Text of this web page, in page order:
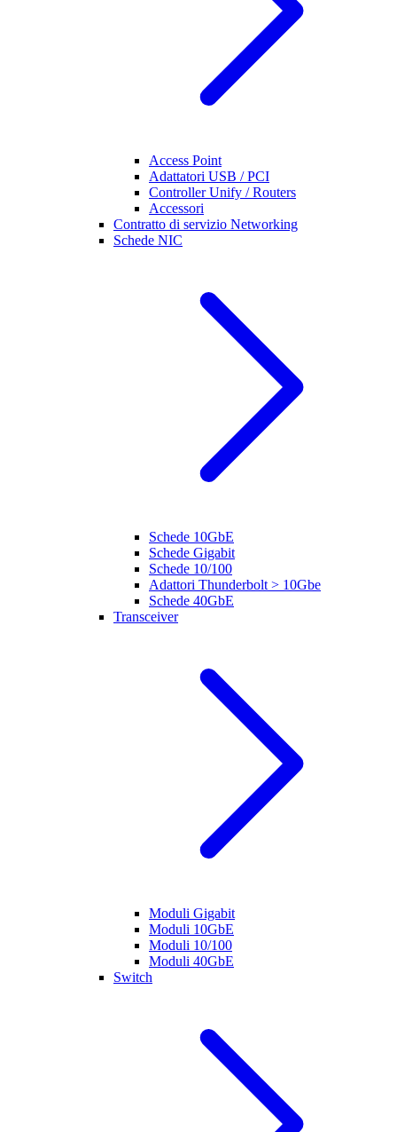
Access Point
Adattatori USB / PCI
Controller Unify / Routers
Accessori
Contratto di servizio Networking
Schede NIC
Schede 10GbE
Schede Gigabit
Schede 10/100
Adattori Thunderbolt > 10Gbe
Schede 40GbE
Transceiver
Moduli Gigabit
Moduli 10GbE
Moduli 10/100
Moduli 40GbE
Switch